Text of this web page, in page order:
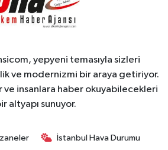
yepyeni temasıyla sizleri
ve modernizmi bir araya getiriyor.
ve insanlara haber okuyabilecekleri
altyapı sunuyor.
İstanbul Hava Durumu